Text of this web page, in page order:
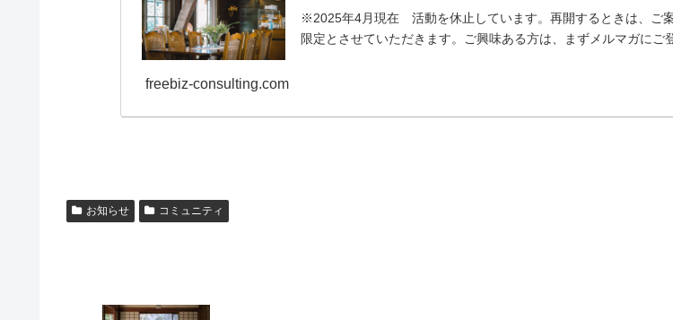
※2025年4月現在 活動を休止しています。再開するときは、ご
限定とさせていただきます。ご興味ある方は、まずメルマガに
freebiz-consulting.com
お知らせ コミュニティ